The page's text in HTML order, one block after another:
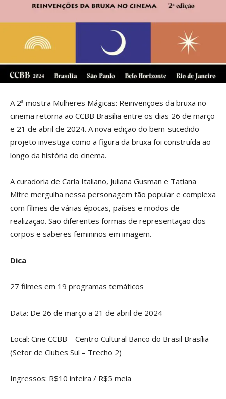
A 2ª mostra Mulheres Mágicas: Reinvenções da bruxa no
cinema retorna ao CCBB Brasília entre os dias 26 de março
e 21 de abril de 2024. A nova edição do bem-sucedido
projeto investiga como a figura da bruxa foi construída ao
longo da história do cinema.
A curadoria de Carla Italiano, Juliana Gusman e Tatiana
Mitre mergulha nessa personagem tão popular e complexa
com filmes de várias épocas, países e modos de
realização. São diferentes formas de representação dos
corpos e saberes femininos em imagem.
Dica
27 filmes em 19 programas temáticos
Data: De 26 de março a 21 de abril de 2024
Local: Cine CCBB – Centro Cultural Banco do Brasil Brasília
(Setor de Clubes Sul – Trecho 2)
Ingressos: R$10 inteira / R$5 meia